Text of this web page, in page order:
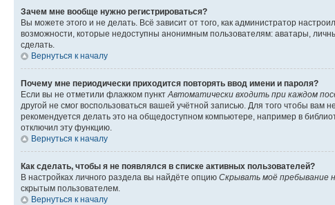
Зачем мне вообще нужно регистрироваться?
Вы можете этого и не делать. Всё зависит от того, как администратор
возможности, которые недоступны анонимным пользователям: аватары,
сделать.
Вернуться к началу
Почему мне периодически приходится повторять ввод имени и пароля?
Если вы не отметили флажком пункт Автоматически входить при каждом
другой не смог воспользоваться вашей учётной записью. Для того чтобы
рекомендуется делать это на общедоступном компьютере, например в
отключил эту функцию.
Вернуться к началу
Как сделать, чтобы я не появлялся в списке активных пользователей?
В настройках личного раздела вы найдёте опцию Скрывать моё пребывание
скрытым пользователем.
Вернуться к началу